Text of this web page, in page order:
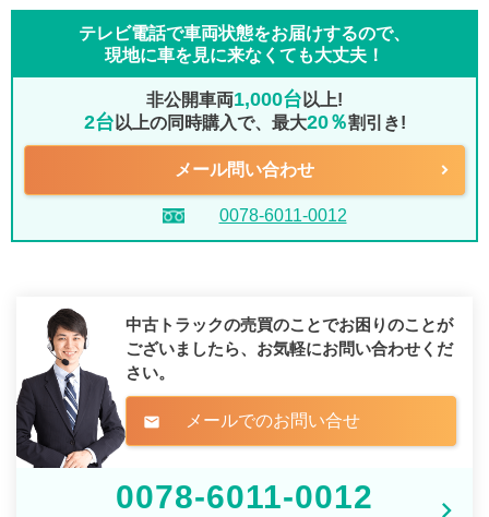
テレビ電話で車両状態をお届けするので、
現地に車を見に来なくても大丈夫！
非公開車両1,000台以上!
2台以上の同時購入で、最大20％割引き!
メール問い合わせ
0078-6011-0012
中古トラックの売買のことでお困りのことが
ございましたら、 お気軽にお問い合わせくだ
さい。
mail メールでのお問い合せ
0078-6011-0012